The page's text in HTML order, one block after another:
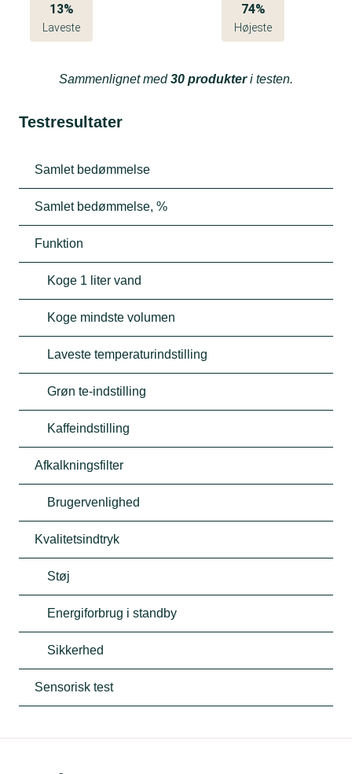
13%
Laveste
74%
Højeste
Sammenlignet med30 produkteri testen.
Testresultater
Samlet bedømmelse
Samlet bedømmelse, %
Funktion
Koge 1 liter vand
Koge mindste volumen
Laveste temperaturindstilling
Grøn te-indstilling
Kaffeindstilling
Afkalkningsfilter
Brugervenlighed
Kvalitetsindtryk
Støj
Energiforbrug i standby
Sikkerhed
Sensorisk test